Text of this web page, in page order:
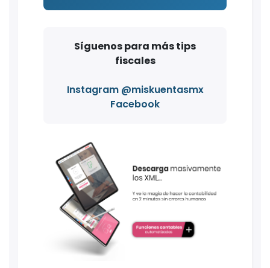
Síguenos para más tips
fiscales
Instagram @miskuentasmx
Facebook